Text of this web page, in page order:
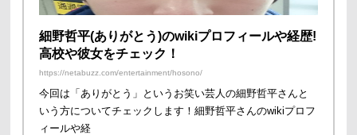
細野哲平(ありがとう)のwikiプロフィールや経歴!
高校や彼女をチェック！
https://netabuzz.com/entertainment/hosono/
今回は「ありがとう」というお笑い芸人の細野哲平さんと
いう方についてチェックします！細野哲平さんのwikiプロフ
ィールや経